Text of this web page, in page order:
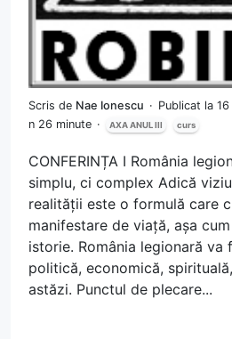
Scris de Nae Ionescu Publicat la
n 26 minute
AXA ANUL III curs
CONFERINȚA I România
simplu, ci complex Adică
realității este o formulă care
manifestare de viață, așa
istorie. România legionară
politică, economică,
astăzi. Punctul de plecare...